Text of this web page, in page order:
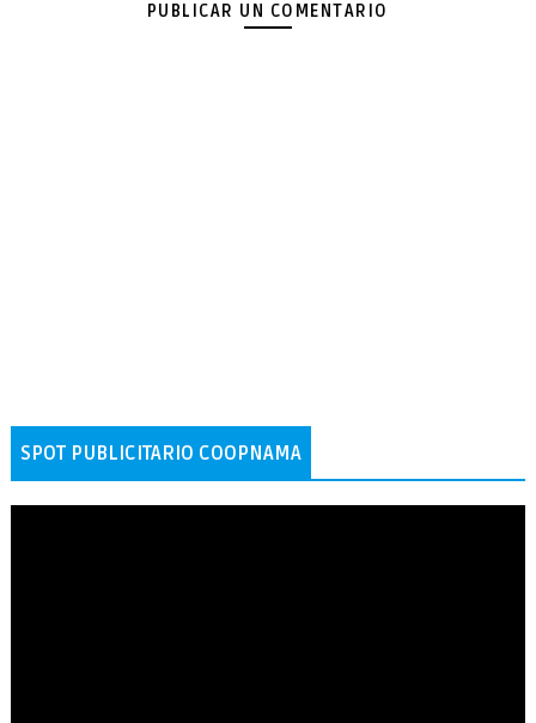
PUBLICAR UN COMENTARIO
SPOT PUBLICITARIO COOPNAMA